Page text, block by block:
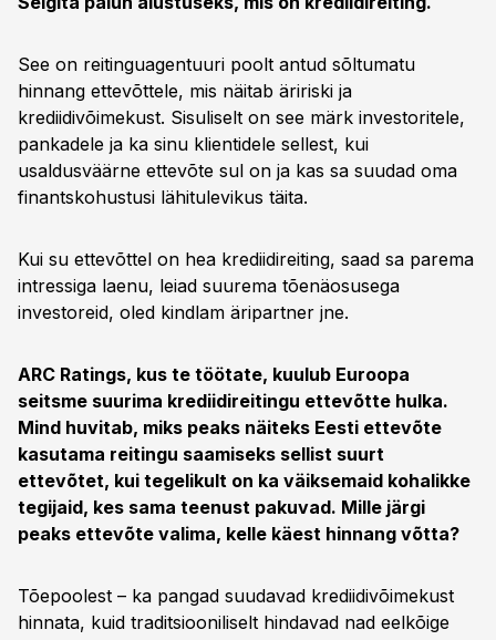
See on reitinguagentuuri poolt antud sõltumatu
hinnang ettevõttele, mis näitab äririski ja
krediidivõimekust. Sisuliselt on see märk investoritele,
pankadele ja ka sinu klientidele sellest, kui
usaldusväärne ettevõte sul on ja kas sa suudad oma
finantskohustusi lähitulevikus täita.
Kui su ettevõttel on hea krediidireiting, saad sa parema
intressiga laenu, leiad suurema tõenäosusega
investoreid, oled kindlam äripartner jne.
ARC Ratings, kus te töötate, kuulub Euroopa
seitsme suurima krediidireitingu ettevõtte hulka.
Mind huvitab, miks peaks näiteks Eesti ettevõte
kasutama reitingu saamiseks sellist suurt
ettevõtet, kui tegelikult on ka väiksemaid kohalikke
tegijaid, kes sama teenust pakuvad. Mille järgi
peaks ettevõte valima, kelle käest hinnang võtta?
Tõepoolest – ka pangad suudavad krediidivõimekust
hinnata, kuid traditsiooniliselt hindavad nad eelkõige